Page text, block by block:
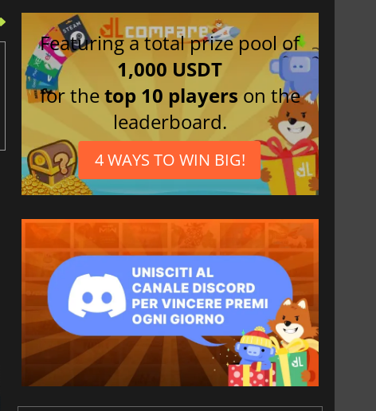
Featuring a total prize pool of
1,000 USDT
for thetop 10 players on the
leaderboard.
4 WAYS TO WIN BIG!